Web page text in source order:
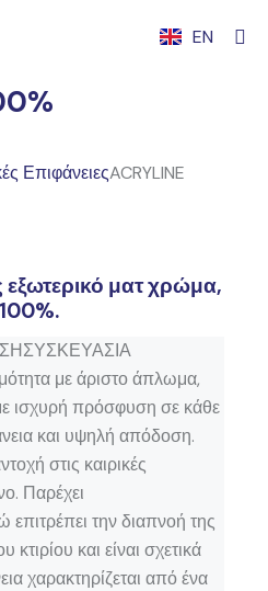
EN
ΕπιφάνειεςACRYLINE
ματ χρώμα,
ΣΥΣΚΕΥΑΣΙΑ
με άριστο άπλωμα,
ισχυρή πρόσφυση σε κάθε
και υψηλή απόδοση.
στις καιρικές
Παρέχει
την διαπνοή της
και είναι σχετικά
χαρακτηρίζεται από ένα